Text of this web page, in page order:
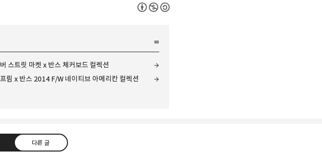
스트릿 마켓 x 반스 체커보드 컬렉션
림 x 반스 2014 F/W 네이티브 아메리칸 컬렉션
다른 글